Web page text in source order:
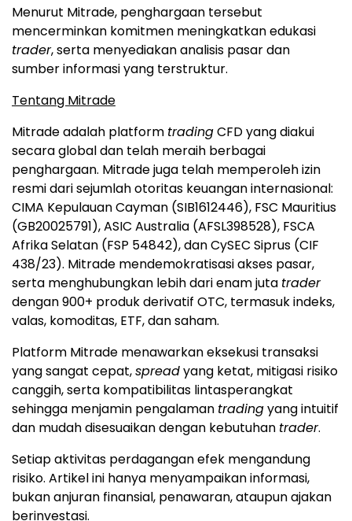
Menurut Mitrade, penghargaan tersebut
mencerminkan komitmen meningkatkan edukasi
trader, serta menyediakan analisis pasar dan
sumber informasi yang terstruktur.
Tentang Mitrade
Mitrade adalah platform tradingCFD yang diakui
secara global dan telah meraih berbagai
penghargaan. Mitrade juga telah memperoleh izin
resmi dari sejumlah otoritas keuangan internasional:
CIMA Kepulauan Cayman (SIB1612446), FSC Mauritius
(GB20025791), ASIC Australia (AFSL398528), FSCA
Afrika Selatan (FSP 54842), dan CySEC Siprus (CIF
438/23). Mitrade mendemokratisasi akses pasar,
serta menghubungkan lebih dari enam juta trader
dengan 900+ produk derivatif OTC, termasuk indeks,
valas, komoditas, ETF, dan saham.
Platform Mitrade menawarkan eksekusi transaksi
yang sangat cepat,spreadyang ketat, mitigasi risiko
canggih, serta kompatibilitas lintasperangkat
sehingga menjamin pengalaman tradingyang intuitif
dan mudah disesuaikan dengan kebutuhan trader.
Setiap aktivitas perdagangan efek mengandung
risiko. Artikel ini hanya menyampaikan informasi,
bukan anjuran finansial, penawaran, ataupun ajakan
berinvestasi.